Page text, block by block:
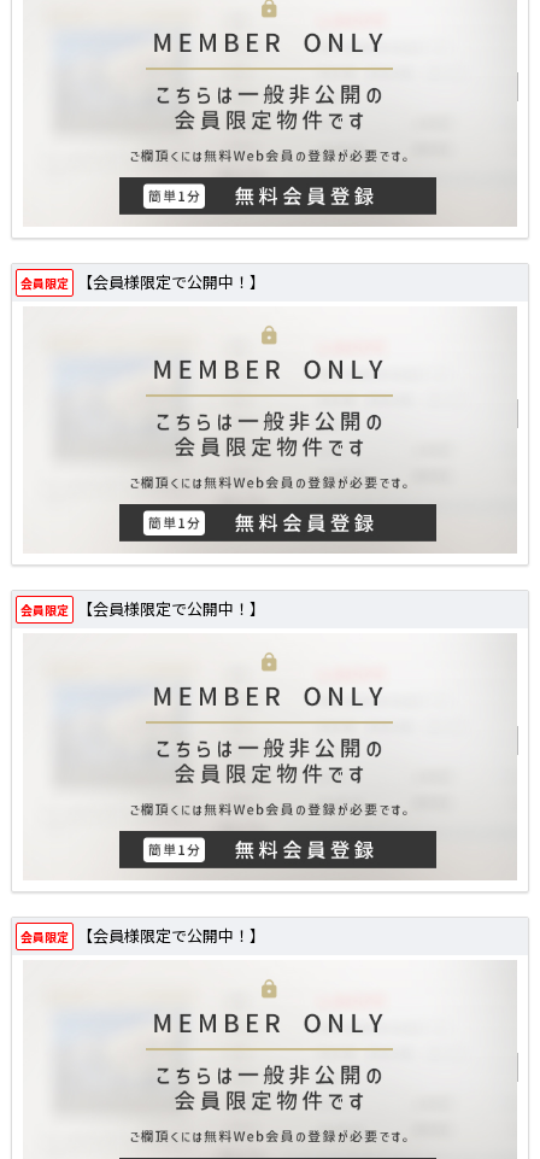
会員限定 【会員様限定で公開中！】
会員限定 【会員様限定で公開中！】
会員限定 【会員様限定で公開中！】